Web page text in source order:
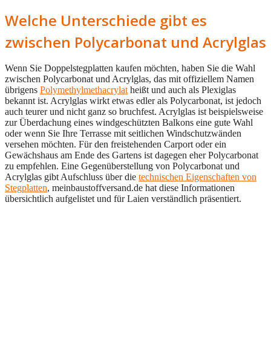
Welche Unterschiede gibt es
zwischen Polycarbonat und Acrylglas
Wenn Sie Doppelstegplatten kaufen möchten, haben Sie die Wahl
zwischen Polycarbonat und Acrylglas, das mit offiziellem Namen
übrigens Polymethylmethacrylat heißt und auch als Plexiglas
bekannt ist. Acrylglas wirkt etwas edler als Polycarbonat, ist jedoch
auch teurer und nicht ganz so bruchfest. Acrylglas ist beispielsweise
zur Überdachung eines windgeschützten Balkons eine gute Wahl
oder wenn Sie Ihre Terrasse mit seitlichen Windschutzwänden
versehen möchten. Für den freistehenden Carport oder ein
Gewächshaus am Ende des Gartens ist dagegen eher Polycarbonat
zu empfehlen. Eine Gegenüberstellung von Polycarbonat und
Acrylglas gibt Aufschluss über die technischen Eigenschaften von
Stegplatten, meinbaustoffversand.de hat diese Informationen
übersichtlich aufgelistet und für Laien verständlich präsentiert.